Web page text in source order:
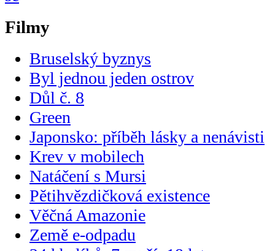
Filmy
Bruselský byznys
Byl jednou jeden ostrov
Důl č. 8
Green
Japonsko: příběh lásky a nenávisti
Krev v mobilech
Natáčení s Mursi
Pětihvězdičková existence
Věčná Amazonie
Země e-odpadu